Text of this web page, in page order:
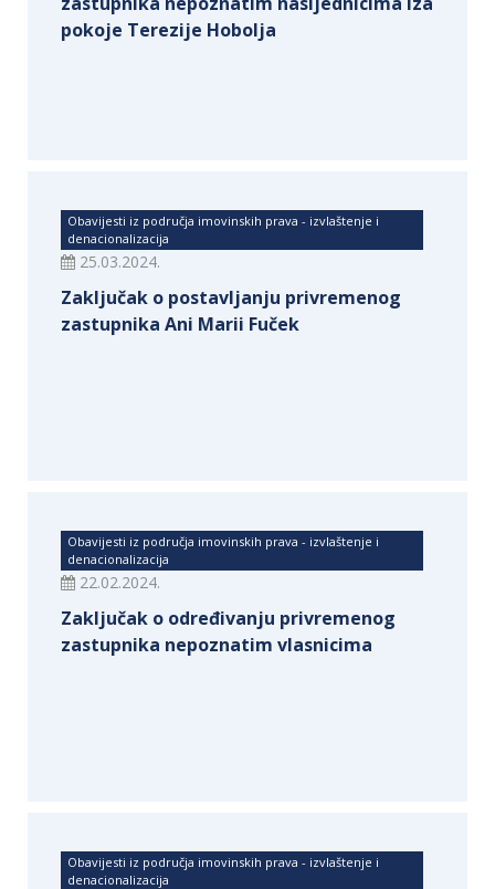
pokoje Terezije Hobolja
Obavijesti iz područja imovinskih prava - izvlaštenje i
denacionalizacija
25.03.2024.
Zaključak o postavljanju privremenog
zastupnika Ani Marii Fuček
Obavijesti iz područja imovinskih prava - izvlaštenje i
denacionalizacija
22.02.2024.
Zaključak o određivanju privremenog
zastupnika nepoznatim vlasnicima
Obavijesti iz područja imovinskih prava - izvlaštenje i
denacionalizacija